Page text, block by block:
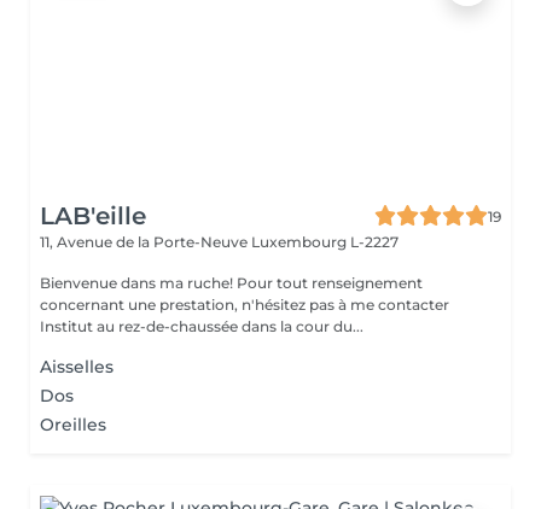
LAB'eille
19
11, Avenue de la Porte-Neuve Luxembourg L-2227
Bienvenue dans ma ruche! Pour tout renseignement
concernant une prestation, n'hésitez pas à me contacter
Institut au rez-de-chaussée dans la cour du...
Aisselles
Dos
Oreilles